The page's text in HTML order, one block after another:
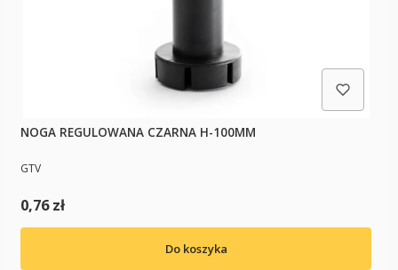
NOGA REGULOWANA CZARNA H-100MM
PRODUCENT
GTV
Cena
0,76 zł
Do koszyka